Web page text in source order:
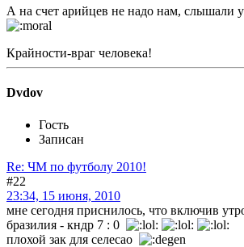
А на счет арийцев не надо нам, слышали
Крайности-враг человека!
Dvdov
Гость
Записан
Re: ЧМ по футболу 2010!
#22
23:34, 15 июня, 2010
мне сегодня приснилось, что включив
бразилия - кндр 7 : 0
плохой зак для селесао